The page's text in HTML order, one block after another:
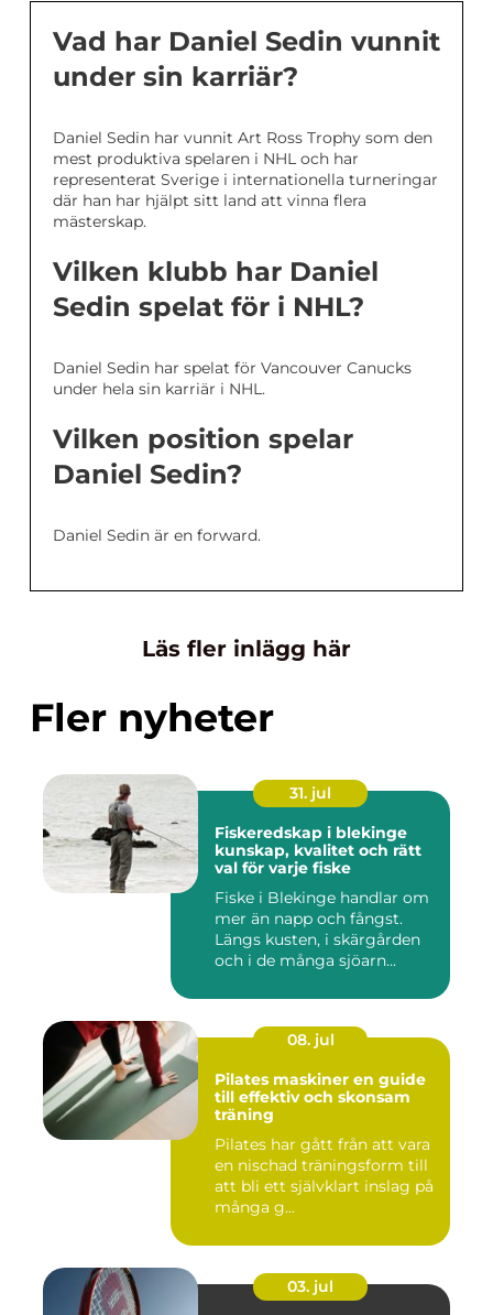
Vad har Daniel Sedin vunnit
under sin karriär?
Daniel Sedin har vunnit Art Ross Trophy som den
mest produktiva spelaren i NHL och har
representerat Sverige i internationella turneringar
där han har hjälpt sitt land att vinna flera
mästerskap.
Vilken klubb har Daniel
Sedin spelat för i NHL?
Daniel Sedin har spelat för Vancouver Canucks
under hela sin karriär i NHL.
Vilken position spelar
Daniel Sedin?
Daniel Sedin är en forward.
Läs fler inlägg här
Fler nyheter
31. jul
Fiskeredskap i blekinge
kunskap, kvalitet och rätt
val för varje fiske
Fiske i Blekinge handlar om
mer än napp och fångst.
Längs kusten, i skärgården
och i de många sjöarn...
08. jul
Pilates maskiner en guide
till effektiv och skonsam
träning
Pilates har gått från att vara
en nischad träningsform till
att bli ett självklart inslag på
många g...
03. jul